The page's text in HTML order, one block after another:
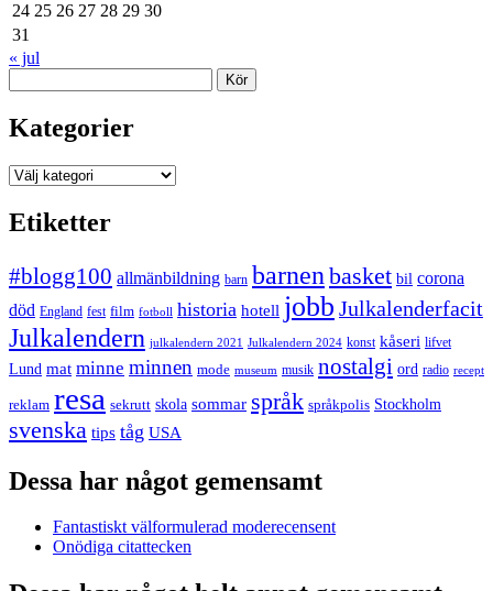
24 25 26 27 28 29 30
31
« jul
Kategorier
Kategorier
Etiketter
#blogg100 allmänbildning barn barnen basket bil corona
död England fest film fotboll historia hotell jobb Julkalenderfacit
Julkalendern julkalendern 2021 Julkalendern 2024 konst kåseri lifvet
Lund mat minne minnen mode museum musik nostalgi ord radio recept
reklam resa sekrutt skola sommar språk språkpolis Stockholm
svenska tips tåg USA
Dessa har något gemensamt
Fantastiskt välformulerad moderecensent
Onödiga citattecken